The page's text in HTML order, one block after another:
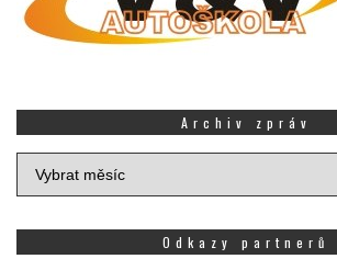
Archiv zpráv
Archiv
zpráv
Odkazy partnerů